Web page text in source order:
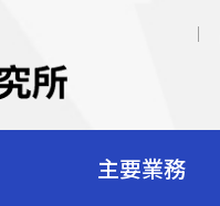
主要業務